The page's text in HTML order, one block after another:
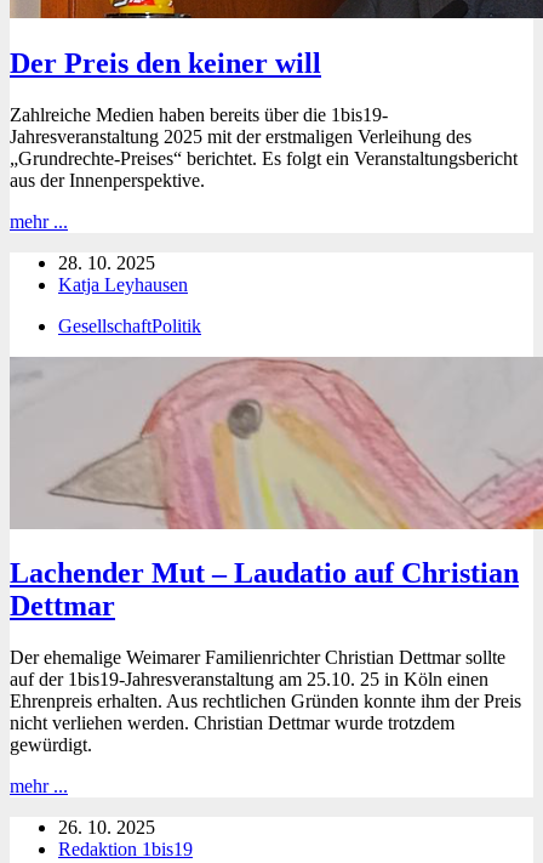
Der Preis den keiner will
Zahlreiche Medien haben bereits über die 1bis19-
Jahresveranstaltung 2025 mit der erstmaligen Verleihung des
„Grundrechte-Preises“ berichtet. Es folgt ein Veranstaltungsbericht
aus der Innenperspektive.
mehr ...
den
keiner
28. 10. 2025
Katja Leyhausen
GesellschaftPolitik
Lachender Mut – Laudatio auf Christian
Dettmar
Der ehemalige Weimarer Familienrichter Christian Dettmar sollte
auf der 1bis19-Jahresveranstaltung am 25.10. 25 in Köln einen
Ehrenpreis erhalten. Aus rechtlichen Gründen konnte ihm der Preis
nicht verliehen werden. Christian Dettmar wurde trotzdem
gewürdigt.
mehr ...
–
Laudatio
26. 10. 2025
Redaktion 1bis19